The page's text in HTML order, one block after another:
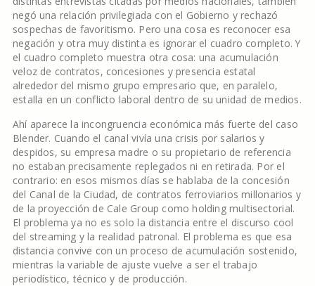
negó una relación privilegiada con el Gobierno y rechazó
sospechas de favoritismo. Pero una cosa es reconocer esa
negación y otra muy distinta es ignorar el cuadro completo. Y
el cuadro completo muestra otra cosa: una acumulación
veloz de contratos, concesiones y presencia estatal
alrededor del mismo grupo empresario que, en paralelo,
estalla en un conflicto laboral dentro de su unidad de medios.
Ahí aparece la incongruencia económica más fuerte del caso
Blender. Cuando el canal vivía una crisis por salarios y
despidos, su empresa madre o su propietario de referencia
no estaban precisamente replegados ni en retirada. Por el
contrario: en esos mismos días se hablaba de la concesión
del Canal de la Ciudad, de contratos ferroviarios millonarios y
de la proyección de Cale Group como holding multisectorial.
El problema ya no es solo la distancia entre el discurso cool
del streaming y la realidad patronal. El problema es que esa
distancia convive con un proceso de acumulación sostenido,
mientras la variable de ajuste vuelve a ser el trabajo
periodístico, técnico y de producción.